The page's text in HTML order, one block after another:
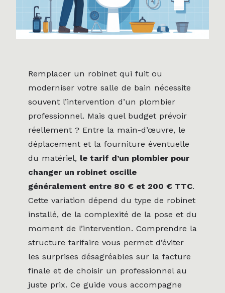
Remplacer un robinet qui fuit ou
moderniser votre salle de bain nécessite
souvent l’intervention d’un plombier
professionnel. Mais quel budget prévoir
réellement ? Entre la main-d’œuvre, le
déplacement et la fourniture éventuelle
du matériel, le tarif d’un plombier pour
changer un robinet oscille
généralement entre 80 € et 200 € TTC.
Cette variation dépend du type de robinet
installé, de la complexité de la pose et du
moment de l’intervention. Comprendre la
structure tarifaire vous permet d’éviter
les surprises désagréables sur la facture
finale et de choisir un professionnel au
juste prix. Ce guide vous accompagne